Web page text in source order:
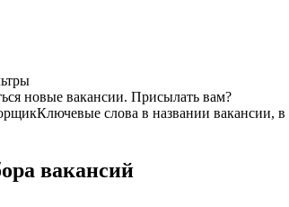
новые вакансии. Присылать вам?
Ключевые слова в названии вакансии,
вакансий